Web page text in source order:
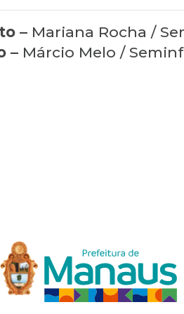
– Mariana Rocha /
– Márcio Melo / Seminf